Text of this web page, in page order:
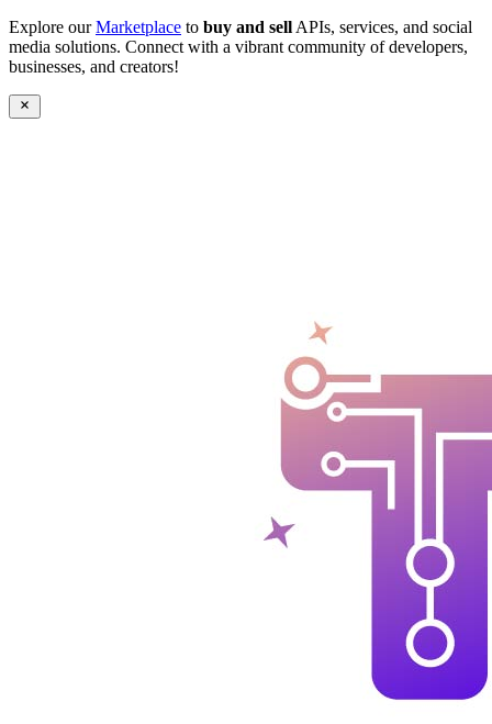
Explore ourMarketplace to buy and sell APIs, services, and social
media solutions. Connect with a vibrant community of developers,
businesses, and creators!